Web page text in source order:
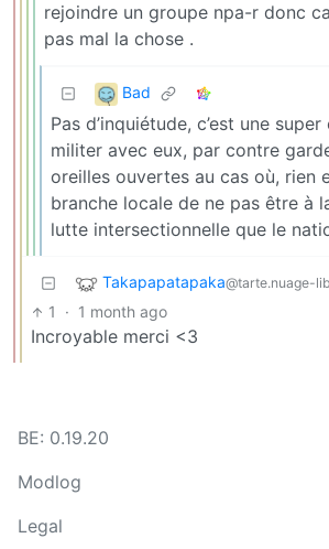
rejoindre un groupe npa-r donc
pas mal la chose .
Bad
Pas d’inquiétude, c’est une
militer avec eux, par contre
oreilles ouvertes au cas où, rien
branche locale de ne pas être à
lutte intersectionnelle que le
Takapapatapaka@tarte.nuage-
1 · 1 month ago
Incroyable merci <3
BE: 0.19.20
Modlog
Legal